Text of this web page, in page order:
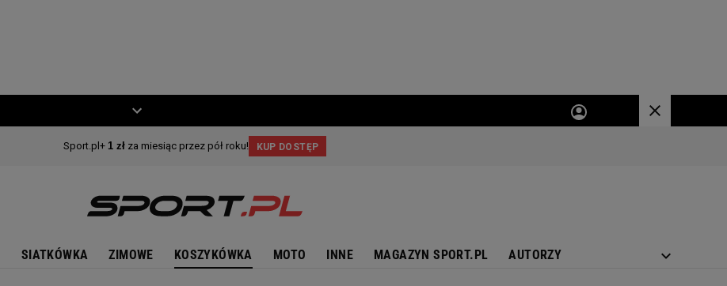
SIATKÓWKA ZIMOWE KOSZYKÓWKA MOTO INNE MAGAZYN SPORT.PL AUTORZY